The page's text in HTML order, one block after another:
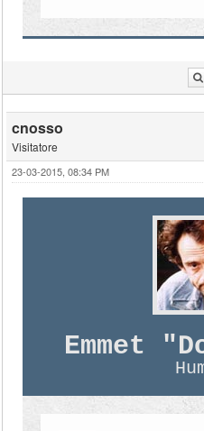
cnosso
Visitatore
23-03-2015, 08:34 PM
Emmet